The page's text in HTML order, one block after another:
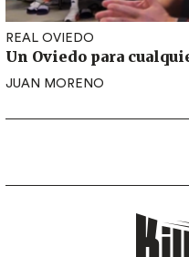
REAL OVIEDO
Un Oviedo para
JUAN MORENO